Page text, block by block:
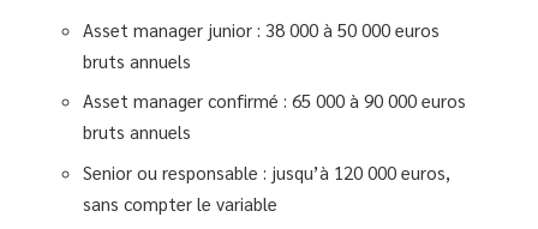
Asset manager junior : 38 000 à 50 000 euros
bruts annuels
Asset manager confirmé : 65 000 à 90 000 euros
bruts annuels
Senior ou responsable : jusqu’à 120 000 euros,
sans compter le variable